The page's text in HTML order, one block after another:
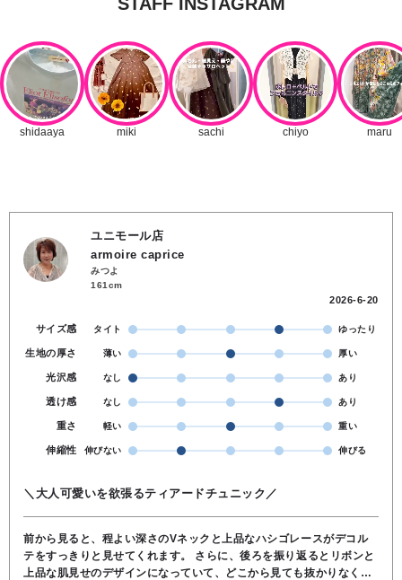
ユニモール店
armoire caprice
みつよ
161cm
2026-6-20
サイズ感 タイト ゆったり
生地の厚さ 薄い 厚い
光沢感 なし あり
透け感 なし あり
重さ 軽い 重い
伸縮性 伸びない 伸びる
＼大人可愛いを欲張るティアードチュニック／
前から見ると、程よい深さのVネックと上品なハシゴレースがデコル
テをすっきりと見せてくれます。 さらに、後ろを振り返るとリボンと
上品な肌見せのデザインになっていて、どこから見ても抜かりなくお